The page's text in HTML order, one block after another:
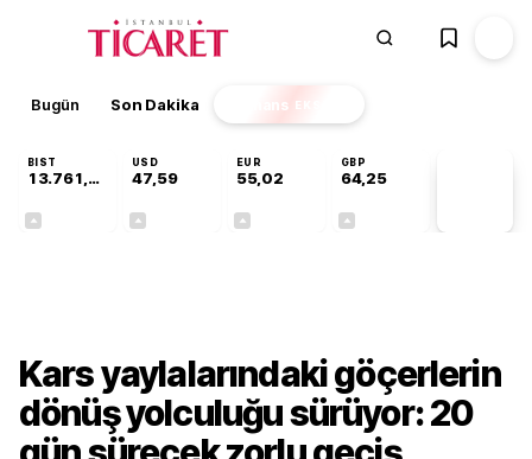
Bugün Son Dakika Finans EKSTRA
BIST
13.761,13
USD
47,59
EUR
55,02
GBP
64,25
Kars yaylalarındaki göçerlerin
dönüş yolculuğu sürüyor: 20